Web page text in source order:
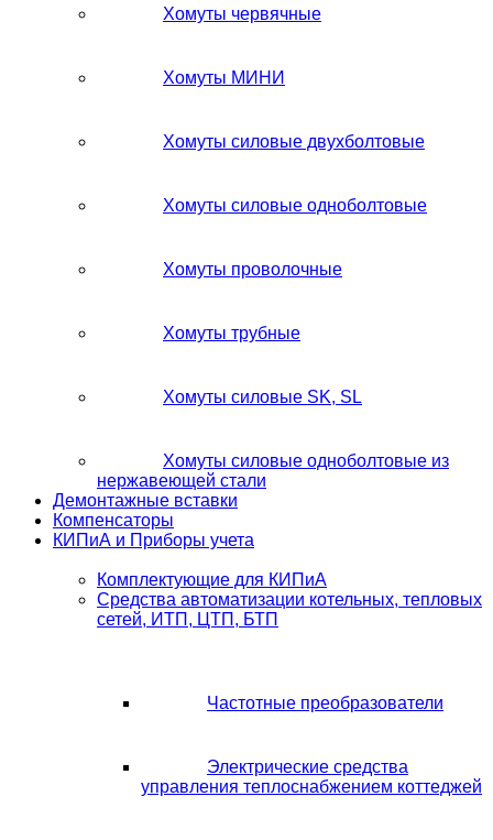
Хомуты червячные
Хомуты МИНИ
Хомуты силовые двухболтовые
Хомуты силовые одноболтовые
Хомуты проволочные
Хомуты трубные
Хомуты силовые SK, SL
Хомуты силовые одноболтовые из
нержавеющей стали
Демонтажные вставки
Компенсаторы
КИПиА и Приборы учета
Комплектующие для КИПиА
Средства автоматизации котельных, тепловых
сетей, ИТП, ЦТП, БТП
Частотные преобразователи
Электрические средства
управления теплоснабжением коттеджей